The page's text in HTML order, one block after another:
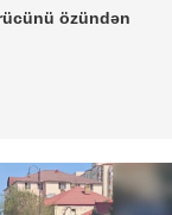
özündən